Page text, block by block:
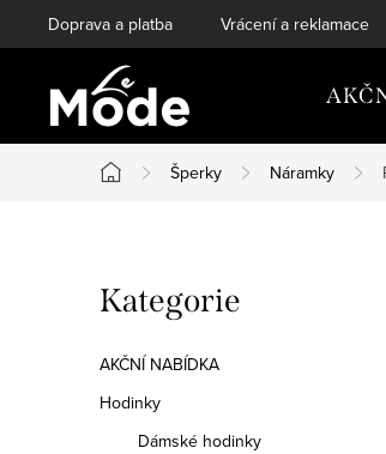
na
Doprava a platba Vrácení a reklamace
Domů
Šperky Náramky
o
s
t
Přeskočit
kategorie
Kategorie
AKČNÍ NABÍDKA
Hodinky
Dámské hodinky